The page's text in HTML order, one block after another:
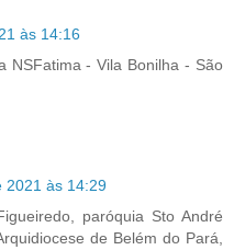
às 14:16
NSFatima - Vila Bonilha - São
2021 às 14:29
paróquia Sto André
de Belém do Pará,